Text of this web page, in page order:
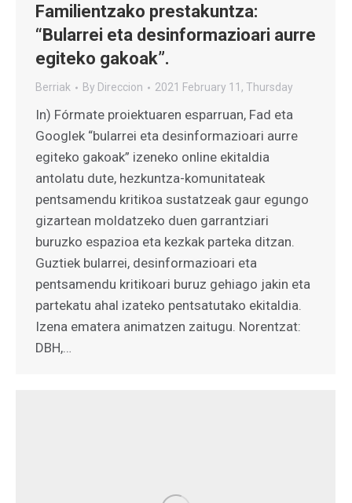
Familientzako prestakuntza:
“Bularrei eta desinformazioari aurre
egiteko gakoak”.
Berriak By Direccion 2021 February 11, Thursday
In) Fórmate proiektuaren esparruan, Fad eta
Googlek “bularrei eta desinformazioari aurre
egiteko gakoak” izeneko online ekitaldia
antolatu dute, hezkuntza-komunitateak
pentsamendu kritikoa sustatzeak gaur egungo
gizartean moldatzeko duen garrantziari
buruzko espazioa eta kezkak parteka ditzan.
Guztiek bularrei, desinformazioari eta
pentsamendu kritikoari buruz gehiago jakin eta
partekatu ahal izateko pentsatutako ekitaldia.
Izena ematera animatzen zaitugu. Norentzat:
DBH,…